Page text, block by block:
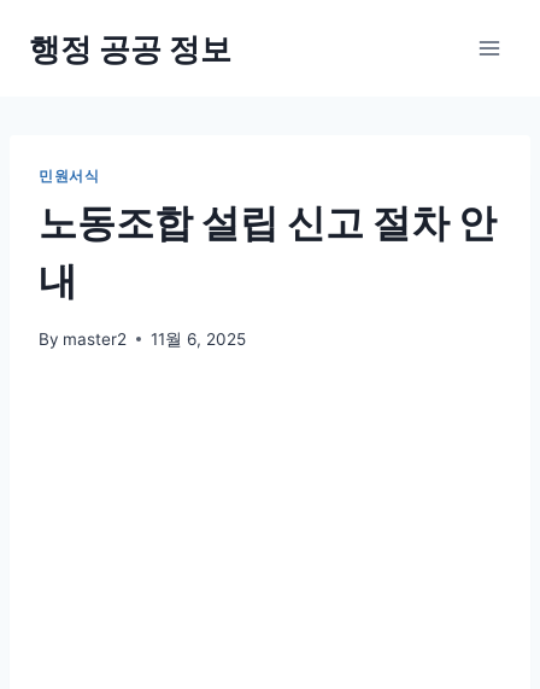
행정 공공 정보
민원서식
노동조합 설립 신고 절차 안
내
By master2 11월 6, 2025